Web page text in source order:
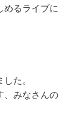
めるライブに
た。
、みなさんの